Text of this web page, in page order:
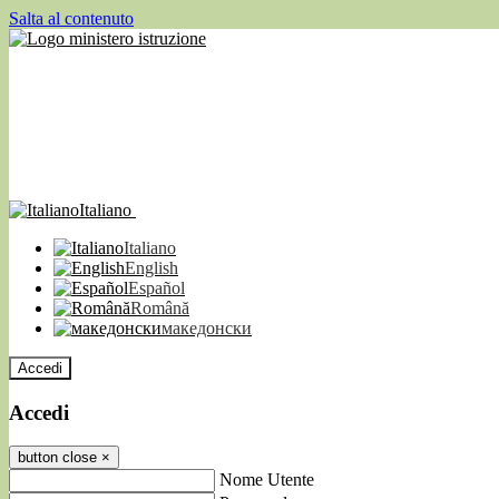
Salta al contenuto
Italiano
Italiano
English
Español
Română
македонски
Accedi
Accedi
button close ×
Nome Utente